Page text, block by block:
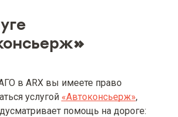
»
в ARX вы имеете право
услугой «Автоконсьерж»,
помощь на дороге: